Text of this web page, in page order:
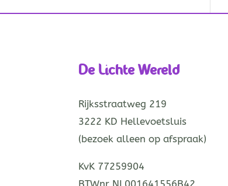
De Lichte Wereld
Rijksstraatweg 219
3222 KD Hellevoetsluis
(bezoek alleen op afspraak)
KvK 77259904